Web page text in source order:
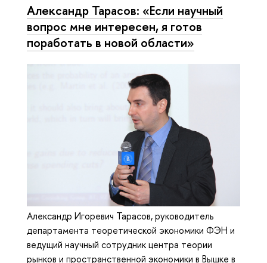
Александр Тарасов: «Если научный
вопрос мне интересен, я готов
поработать в новой области»
Александр Игоревич Тарасов, руководитель
департамента теоретической экономики ФЭН и
ведущий научный сотрудник центра теории
рынков и пространственной экономики в Вышке в